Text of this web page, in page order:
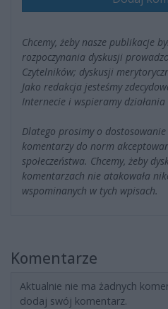
Chcemy, żeby nasze publikacje
rozpoczynania dyskusji
Czytelników; dyskusji
Jako redakcja jesteśmy
Internecie i wspieramy
Dlatego prosimy o
komentarzy do norm
społeczeństwa. Chcemy, żeby
komentarzach nie atakowała
wspominanych w tych wpisach.
Komentarze
Aktualnie nie ma żadnych
dodaj swój komentarz.